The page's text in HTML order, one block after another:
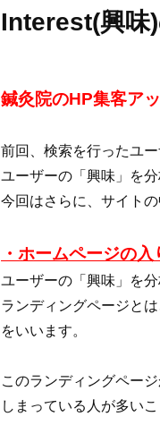
Interest(興味
鍼灸院のHP集客ア
前回、検索を行ったユ
ユーザーの「興味」を
今回はさらに、サイト
・ホームページの
ユーザーの「興味」を
ランディングページと
をいいます。
このランディングペー
しまっている人が多い